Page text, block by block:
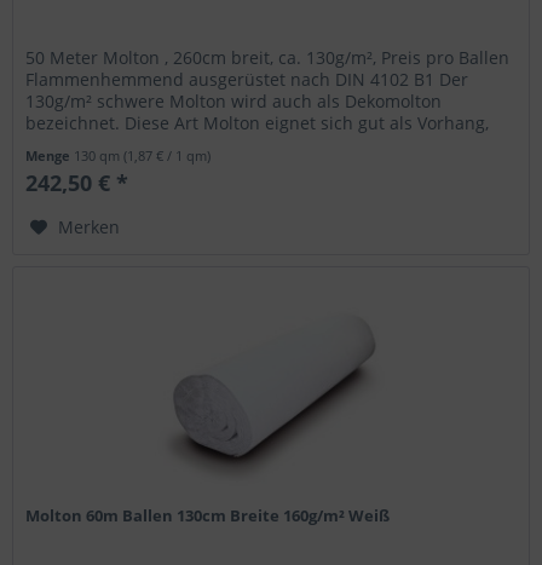
50 Meter Molton , 260cm breit, ca. 130g/m², Preis pro Ballen
Flammenhemmend ausgerüstet nach DIN 4102 B1 Der
130g/m² schwere Molton wird auch als Dekomolton
bezeichnet. Diese Art Molton eignet sich gut als Vorhang,
Menge 130 qm(1,87 € / 1 qm)
242,50 € *
Merken
Molton 60m Ballen 130cm Breite 160g/m² Weiß